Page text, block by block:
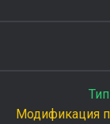
Модификация